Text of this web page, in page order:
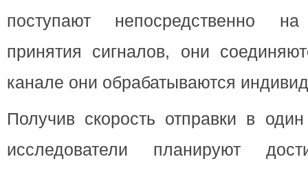
поступают непосредственно
принятия сигналов, они
канале они обрабатываются
Получив скорость отправки в
исследователи планируют